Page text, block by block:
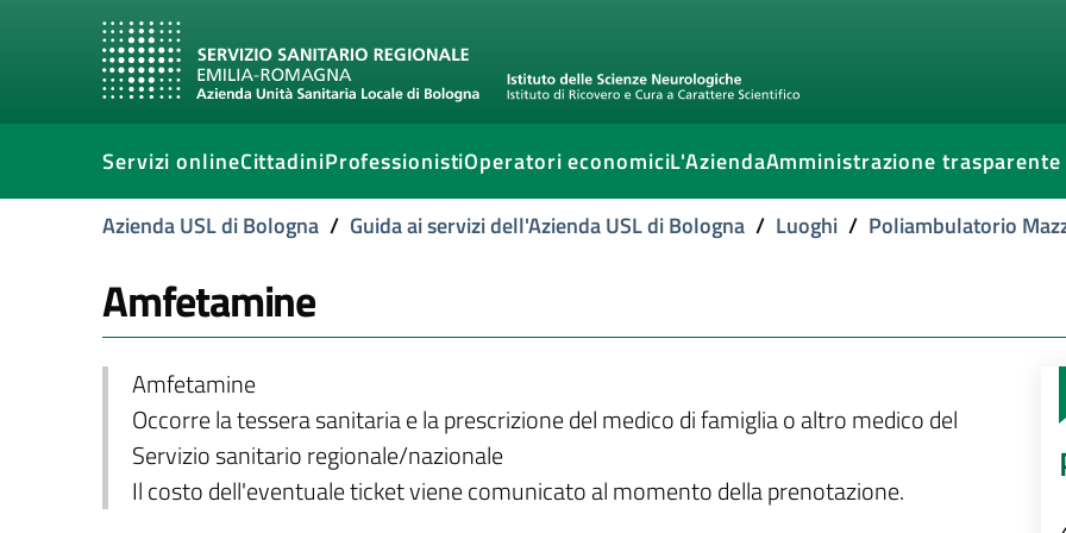
Servizi onlineCittadiniProfessionistiOperatori economiciL'AziendaAmministrazione trasparente
Azienda USL di Bologna / Guida ai servizi dell'Azienda USL di Bologna / Luoghi / Poliambulatorio
Amfetamine
Amfetamine
Occorre la tessera sanitaria e la prescrizione del medico di famiglia o altro medico del
Servizio sanitario regionale/nazionale
Il costo dell'eventuale ticket viene comunicato al momento della prenotazione.